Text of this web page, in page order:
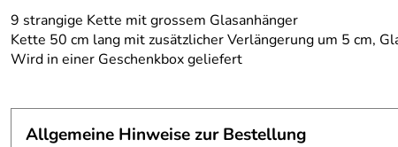
9 strangige Kette mit grossem Glasanhänger
Kette 50 cm lang mit zusätzlicher Verlängerung um 5 cm,
Wird in einer Geschenkbox geliefert
Allgemeine Hinweise zur Bestellung